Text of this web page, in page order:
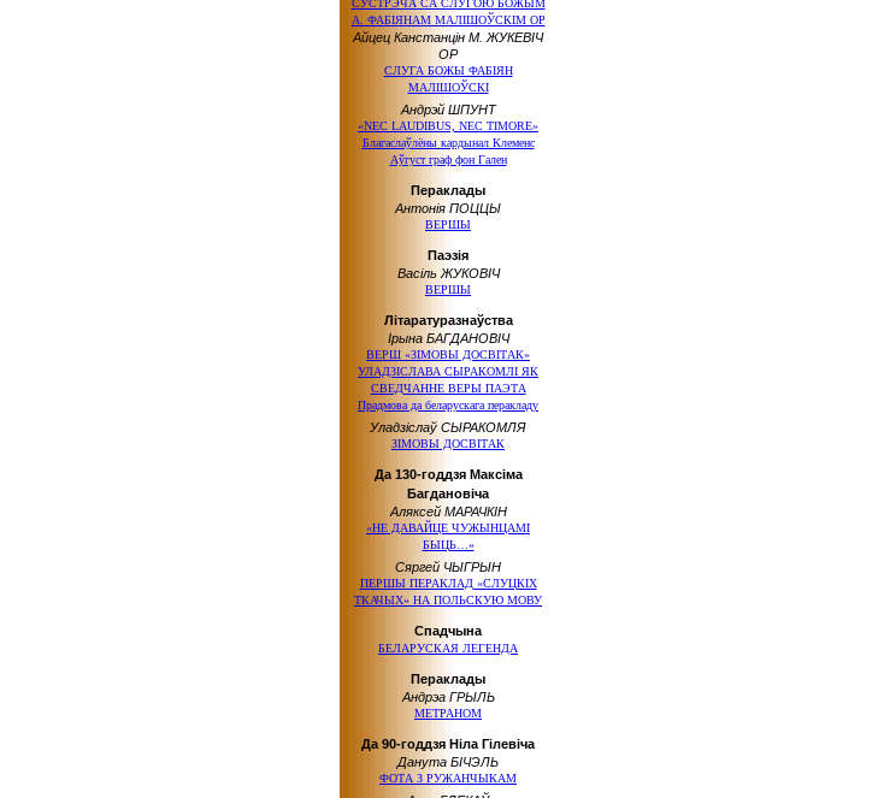
СУСТРЭЧА СА СЛУГОЮ БОЖЫМ
А. ФАБІЯНАМ МАЛІШОЎСКІМ OP
Айцец Канстанцін М. ЖУКЕВІЧ
OP
СЛУГА БОЖЫ ФАБІЯН
МАЛІШОЎСКІ
Андрэй ШПУНТ
«NEC LAUDIBUS, NEC TIMORE»
Благаслаўлёны кардынал Клеменс
Аўгуст граф фон Гален
Пераклады
Антонія ПОЦЦЫ
ВЕРШЫ
Паэзія
Васіль ЖУКОВІЧ
ВЕРШЫ
Літаратуразнаўства
Ірына БАГДАНОВІЧ
ВЕРШ «ЗІМОВЫ ДОСВІТАК»
УЛАДЗІСЛАВА СЫРАКОМЛІ ЯК
СВЕДЧАННЕ ВЕРЫ ПАЭТА
Прадмова да беларускага перакладу
Уладзіслаў СЫРАКОМЛЯ
ЗІМОВЫ ДОСВІТАК
Да 130-годдзя Максіма
Багдановіча
Аляксей МАРАЧКІН
«НЕ ДАВАЙЦЕ ЧУЖЫНЦАМІ
БЫЦЬ…»
Сяргей ЧЫГРЫН
ПЕРШЫ ПЕРАКЛАД «СЛУЦКІХ
ТКАЧЫХ» НА ПОЛЬСКУЮ МОВУ
Спадчына
БЕЛАРУСКАЯ ЛЕГЕНДА
Пераклады
Андрэа ГРЫЛЬ
МЕТРАНОМ
Да 90-годдзя Ніла Гілевіча
Данута БІЧЭЛЬ
ФОТА З РУЖАНЧЫКАМ